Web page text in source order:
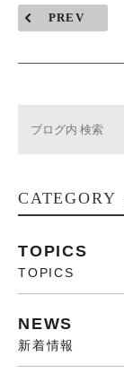
PREV
CATEGORY
TOPICS
TOPICS
NEWS
新着情報